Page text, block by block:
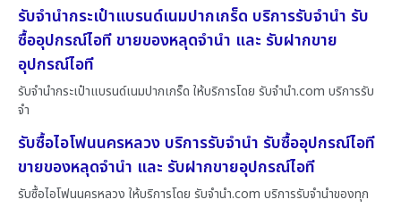
รับจำนำกระเป๋าแบรนด์เนมปากเกร็ด บริการรับจำนำ รับ
ซื้ออุปกรณ์ไอที ขายของหลุดจำนำ และ รับฝากขาย
อุปกรณ์ไอที
รับจำนำกระเป๋าแบรนด์เนมปากเกร็ด ให้บริการโดย รับจํานํา.com บริการรับ
จำ
รับซื้อไอโฟนนครหลวง บริการรับจำนำ รับซื้ออุปกรณ์ไอที
ขายของหลุดจำนำ และ รับฝากขายอุปกรณ์ไอที
รับซื้อไอโฟนนครหลวง ให้บริการโดย รับจํานํา.com บริการรับจำนำของทุก